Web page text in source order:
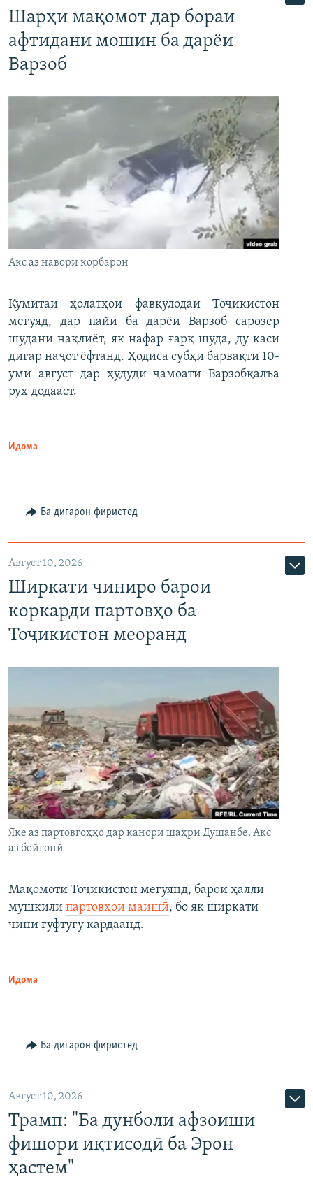
Шарҳи мақомот дар бораи
афтидани мошин ба дарёи
Варзоб
Акс аз навори корбарон
Кумитаи ҳолатҳои фавқулодаи Тоҷикистон
мегӯяд, дар пайи ба дарёи Варзоб сарозер
шудани нақлиёт, як нафар ғарқ шуда, ду каси
дигар наҷот ёфтанд. Ҳодиса субҳи барвақти 10-
уми август дар ҳудуди ҷамоати Варзобқалъа
рух додааст.
Идома
Ба дигарон фиристед
Август 10, 2026
Ширкати чиниро барои
коркарди партовҳо ба
Тоҷикистон меоранд
Яке аз партовгоҳҳо дар канори шаҳри Душанбе. Акс
аз бойгонӣ
Мақомоти Тоҷикистон мегӯянд, барои ҳалли
мушкили партовҳои маишӣ, бо як ширкати
чинӣ гуфтугӯ кардаанд.
Идома
Ба дигарон фиристед
Август 10, 2026
Трамп: "Ба дунболи афзоиши
фишори иқтисодӣ ба Эрон
ҳастем"